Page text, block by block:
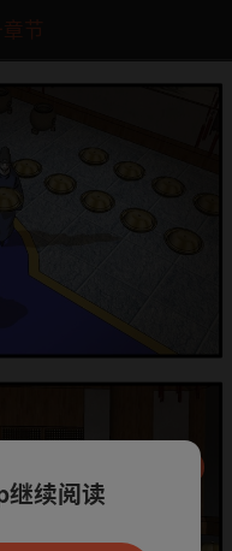
节
打开App新用
继续阅读